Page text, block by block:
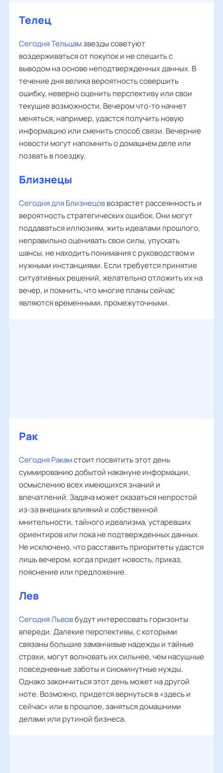
Телец
Сегодня Тельцамзвезды советуют
воздерживаться от покупок и не спешить с
выводом на основе неподтвержденных данных. В
течение дня велика вероятность совершить
ошибку, неверно оценить перспективу или свои
текущие возможности. Вечером что-то начнет
меняться, например, удастся получить новую
информацию или сменить способ связи. Вечерние
новости могут напомнить о домашнем деле или
позвать в поездку.
Близнецы
Сегодня для Близнецоввозрастет рассеянность и
вероятность стратегических ошибок. Они могут
поддаваться иллюзиям, жить идеалами прошлого,
неправильно оценивать свои силы, упускать
шансы, не находить понимания с руководством и
нужными инстанциями. Если требуется принятие
ситуативных решений, желательно отложить их на
вечер, и помнить, что многие планы сейчас
являются временными, промежуточными.
Рак
Сегодня Ракамстоит посвятить этот день
суммированию добытой накануне информации,
осмыслению всех имеющихся знаний и
впечатлений. Задача может оказаться непростой
из-за внешних влияний и собственной
мнительности, тайного идеализма, устаревших
ориентиров или пока не подтвержденных данных.
Не исключено, что расставить приоритеты удастся
лишь вечером, когда придет новость, приказ,
пояснение или предложение.
Лев
Сегодня Львовбудут интересовать горизонты
впереди. Далекие перспективы, с которыми
связаны большие заманчивые надежды и тайные
страхи, могут волновать их сильнее, чем насущные
повседневные заботы и сиюминутные нужды.
Однако закончиться этот день может на другой
ноте. Возможно, придется вернуться в «здесь и
сейчас» или в прошлое, заняться домашними
делами или рутиной бизнеса.